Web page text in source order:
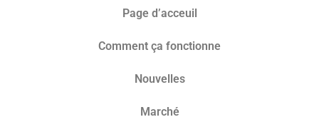
Page d’acceuil
Comment ça fonctionne
Nouvelles
Marché​